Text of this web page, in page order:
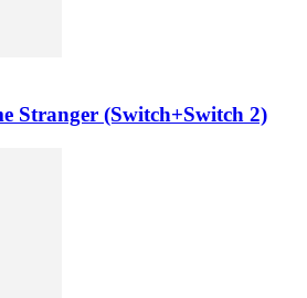
Stranger (Switch+Switch 2)